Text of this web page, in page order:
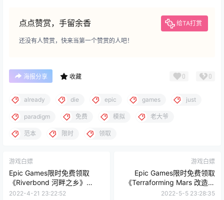
点点赞赏，手留余香 给TA打赏
还没有人赞赏，快来当第一个赞赏的人吧！
海报分享 收藏 0 0
already die epic games just
paradigm 免费 模拟 老大爷
范本 限时 领取
游戏白嫖
Epic Games限时免费领取
《Riverbond 河畔之乡》
《Amnesia: Rebirth 失忆症:重
2022-4-21 23:22:52
游戏白嫖
Epic Games限时免费领取
《Terraforming Mars 改造火
星》
2022-5-5 23:28:35